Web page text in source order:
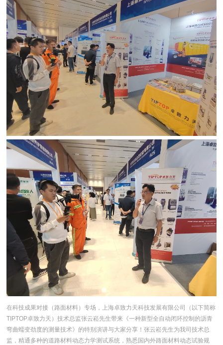
在科技成果对接（路面材料）专场，上海卓致力天科技发展有限公司（以下简称
TIPTOP卓致力天）技术总监张云崧先生带来《一种新型全自动闭环控制的沥青
弯曲蠕变劲度的测量技术》的特别演讲与大家分享！张云崧先生为我司技术总
监，精通多种的道路材料动态力学测试系统，熟悉国内外路面材料动态试验规